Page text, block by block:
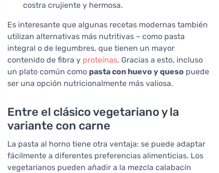
costra crujiente y hermosa.
Es interesante que algunas recetas modernas también
utilizan alternativas más nutritivas – como pasta
integral o de legumbres, que tienen un mayor
contenido de fibra y proteínas. Gracias a esto, incluso
un plato común como pasta con huevo y queso puede
ser una opción nutricionalmente más valiosa.
Entre el clásico vegetariano y la
variante con carne
La pasta al horno tiene otra ventaja: se puede adaptar
fácilmente a diferentes preferencias alimenticias. Los
vegetarianos pueden añadir a la mezcla calabacín